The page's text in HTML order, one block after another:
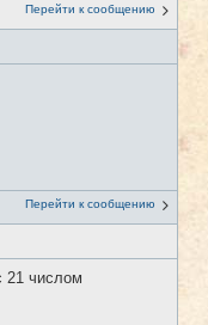
Перейти к сообщению
Перейти к сообщению
21 числом